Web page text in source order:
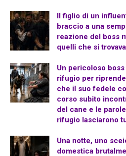
Il figlio di un
braccio a una
reazione del boss
quelli che si
Un pericoloso
rifugio per
che il suo fedele
corso subito
del cane e le
rifugio lasciarono
Una notte, uno
domestica